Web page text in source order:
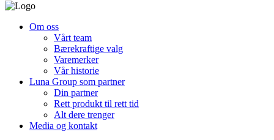
Om oss
Vårt team
Bærekraftige valg
Varemerker
Vår historie
Luna Group som partner
Din partner
Rett produkt til rett tid
Alt dere trenger
Media og kontakt